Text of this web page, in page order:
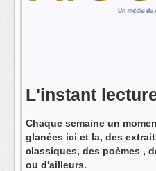
L'équipe
L'instant
Chaque semaine un
glanées ici et la, des
classiques, des poèmes ,
ou d'ailleurs.